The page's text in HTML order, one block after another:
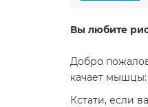
Вы любите
Добро
качает
Кстати, если